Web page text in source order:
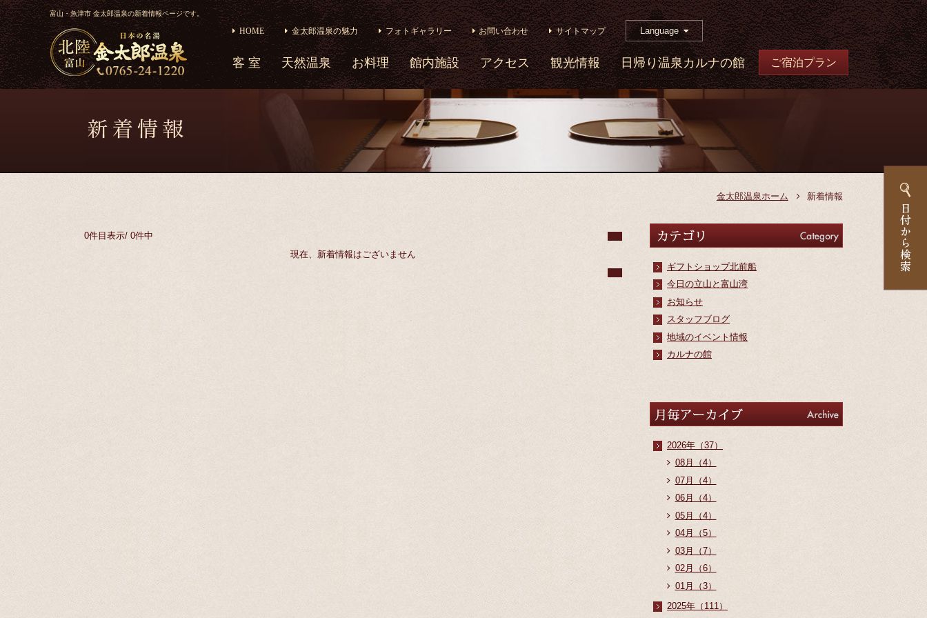
富山・魚津市 金太郎温泉の新着情報ページです。
HOME 金太郎温泉の魅力 フォトギャラリー お問い合わせ サイトマップ Language
客 室 天然温泉 お料理 館内施設 アクセス 観光情報 日帰り温泉カルナの館 ご宿泊プラン
金太郎温泉ホーム 新着情報
0件目 表示/ 0件中
現在、新着情報はございません
ギフトショップ北前船
今日の立山と富山湾
お知らせ
スタッフブログ
地域のイベント情報
カルナの館
2026年（37）
08月（4）
07月（4）
06月（4）
05月（4）
04月（5）
03月（7）
02月（6）
01月（3）
2025年（111）